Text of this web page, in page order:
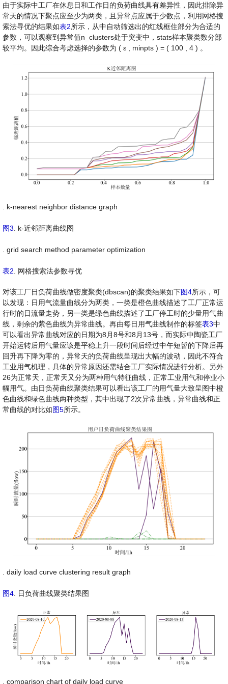
由于实际中工厂在休息日和工作日的负荷曲线具有差异性，因此排除异
常天的情况下聚点应至少为两类，且异常点应属于少数点，利用网格搜
索法寻优的结果如表2所示，从中自动筛选出的红线框住部分为合适的
参数，可以观察到异常值n_clusters处于突变中，stats样本聚类数分部
较平均。因此综合考虑选择的参数为 ( ε minpts ) = ( 100 4 ) 。
. k-nearest neighbor distance graph
图3 . k-近邻距离曲线图
. grid search method parameter optimization
表2 . 网格搜索法参数寻优
对该工厂日负荷曲线做密度聚类(dbscan)的聚类结果如下图4所示，可
以发现：日用气流量曲线分为两类，一类是橙色曲线描述了工厂正常运
行时的日流量走势，另一类是绿色曲线描述了工厂停工时的少量用气曲
线，剩余的紫色曲线为异常曲线。再由每日用气曲线制作的标签表3中
可以看出异常曲线对应的日期为8月8号和8月13号，而实际中陶瓷工厂
开始运转后用气量应该是平稳上升一段时间后经过中午短暂的下降后再
回升再下降为零的，异常天的负荷曲线呈现出大幅的波动，因此不符合
工业用气机理，具体的异常原因还需结合工厂实际情况进行分析。另外
26为正常天，正常天又分为两种用气特征曲线，正常工业用气和停业小
幅用气。由日负荷曲线聚类结果可以看出该工厂的用气量大致呈图中橙
色曲线和绿色曲线两种类型，其中出现了2次异常曲线，异常曲线和正
常曲线的对比如图5所示。
. daily load curve clustering result graph
图4 . 日负荷曲线聚类结果图
. comparison chart of daily load curve